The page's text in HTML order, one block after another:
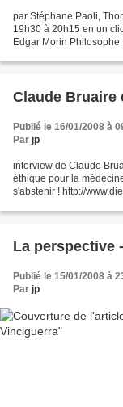
par Stéphane Paoli,
19h30 à 20h15 en un
Edgar Morin
Claude Bruaire
Publié le 16/01/2008 à
Par jp
interview de Claude
éthique pour la
s'abstenir ! http://
La perspective
Publié le 15/01/2008 à
Par jp